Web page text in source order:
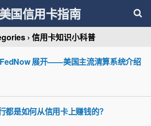
美国信用卡指南
› 信用卡知识小科普
展开——美国主流清算系统介绍
都是如何从信用卡上赚钱的？